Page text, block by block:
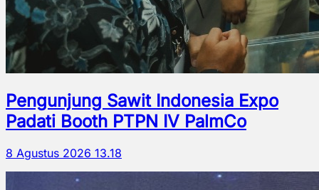
Pengunjung Sawit Indonesia Expo
Padati Booth PTPN IV PalmCo
8 Agustus 2026 13.18